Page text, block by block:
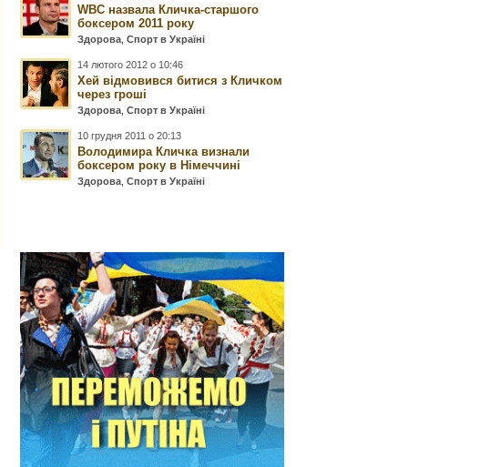
WBC назвала Кличка-старшого
боксером 2011 року
Здорова ,Спорт в Україні
14 лютого 2012 о 10:46
Хей відмовився битися з Кличком
через гроші
Здорова ,Спорт в Україні
10 грудня 2011 о 20:13
Володимира Кличка визнали
боксером року в Німеччині
Здорова ,Спорт в Україні